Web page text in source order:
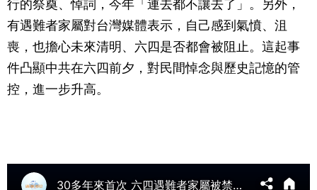
行的祭奠、悼詞，今年「連去都不讓去了」。另外，
有遇難者家屬對台灣媒體表示，自己感到氣憤、沮
喪，也擔心未來清明、六四是否都會被阻止。這起事
件凸顯中共在六四前夕，對民間悼念與歷史記憶的管
控，進一步升高。